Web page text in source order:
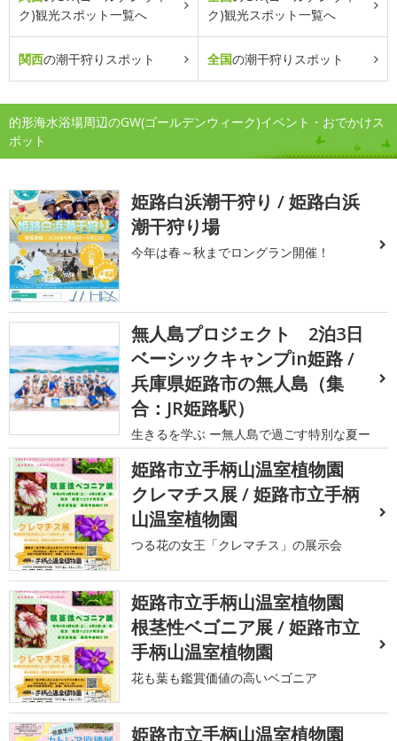
ク)観光スポット一覧へ
ク)観光スポット一覧へ
関西の潮干狩りスポット 全国の潮干狩りスポット
的形海水浴場周辺のGW(ゴールデンウィーク)イベント・おでかけス
ポット
姫路白浜潮干狩り / 姫路白浜
潮干狩り場
今年は春～秋までロングラン開催！
無人島プロジェクト 2泊3日
ベーシックキャンプin姫路 /
兵庫県姫路市の無人島（集
合：JR姫路駅）
生きるを学ぶ ー無人島で過ごす特別な夏ー
姫路市立手柄山温室植物園
クレマチス展 / 姫路市立手柄
山温室植物園
つる花の女王「クレマチス」の展示会
姫路市立手柄山温室植物園
根茎性ベゴニア展 / 姫路市立
手柄山温室植物園
花も葉も鑑賞価値の高いベゴニア
姫路市立手柄山温室植物園